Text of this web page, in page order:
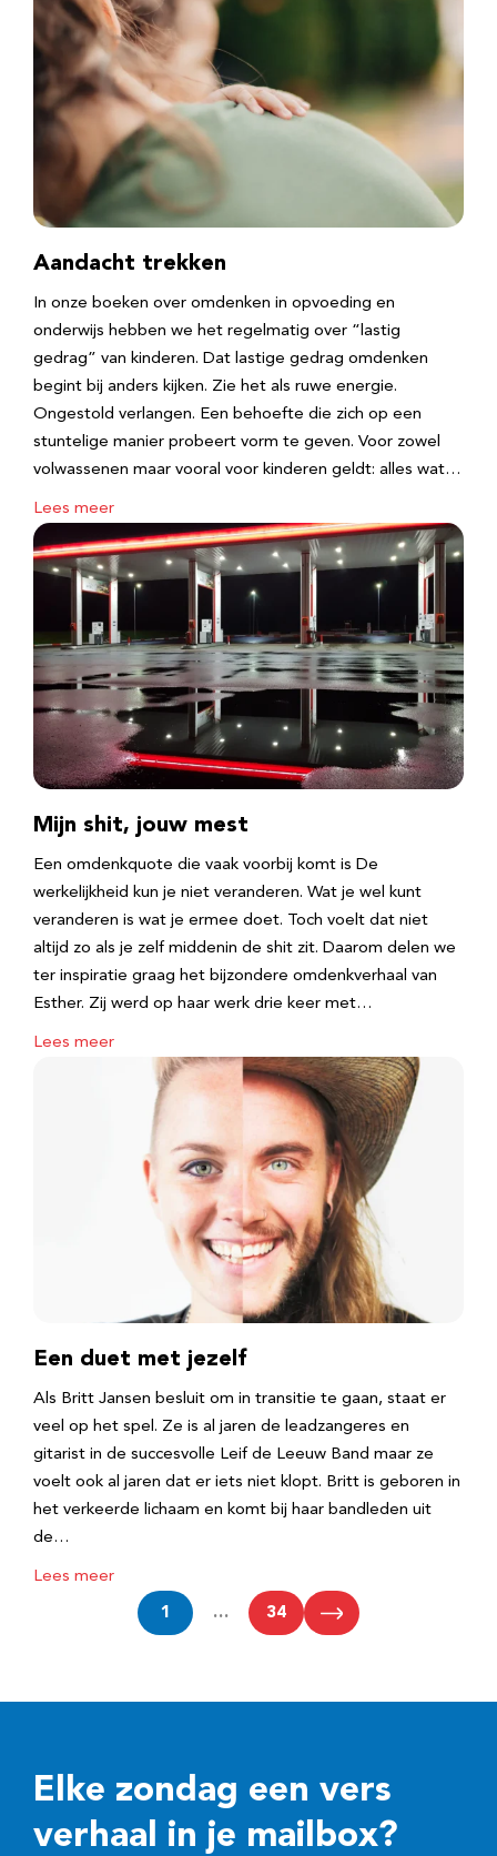
Aandacht trekken
In onze boeken over omdenken in opvoeding en
onderwijs hebben we het regelmatig over “lastig
gedrag” van kinderen. Dat lastige gedrag omdenken
begint bij anders kijken. Zie het als ruwe energie.
Ongestold verlangen. Een behoefte die zich op een
stuntelige manier probeert vorm te geven. Voor zowel
volwassenen maar vooral voor kinderen geldt: alles wat…
Lees meer
Mijn shit, jouw mest
Een omdenkquote die vaak voorbij komt is De
werkelijkheid kun je niet veranderen. Wat je wel kunt
veranderen is wat je ermee doet. Toch voelt dat niet
altijd zo als je zelf middenin de shit zit. Daarom delen we
ter inspiratie graag het bijzondere omdenkverhaal van
Esther. Zij werd op haar werk drie keer met…
Lees meer
Een duet met jezelf
Als Britt Jansen besluit om in transitie te gaan, staat er
veel op het spel. Ze is al jaren de leadzangeres en
gitarist in de succesvolle Leif de Leeuw Band maar ze
voelt ook al jaren dat er iets niet klopt. Britt is geboren in
het verkeerde lichaam en komt bij haar bandleden uit
de…
Lees meer
1 … 34
Elke zondag een vers
verhaal in je mailbox?